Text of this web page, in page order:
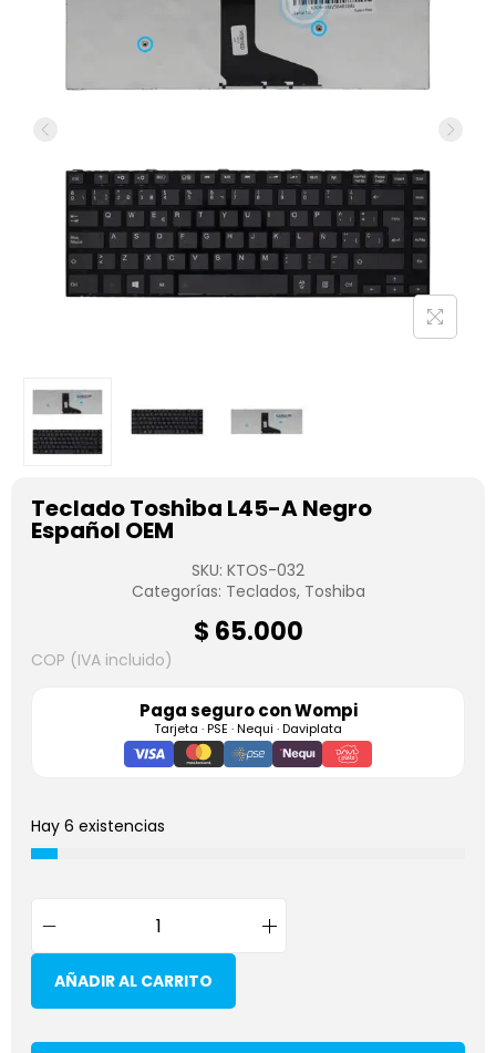
Teclado Toshiba L45-A Negro
Español OEM
SKU: KTOS-032
Categorías: Teclados, Toshiba
$ 65.000
COP (IVA incluido)
Paga seguro conWompi
Tarjeta · PSE · Nequi · Daviplata
Hay 6 existencias
AÑADIR AL CARRITO